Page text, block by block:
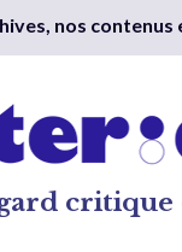
nos contenus
critique